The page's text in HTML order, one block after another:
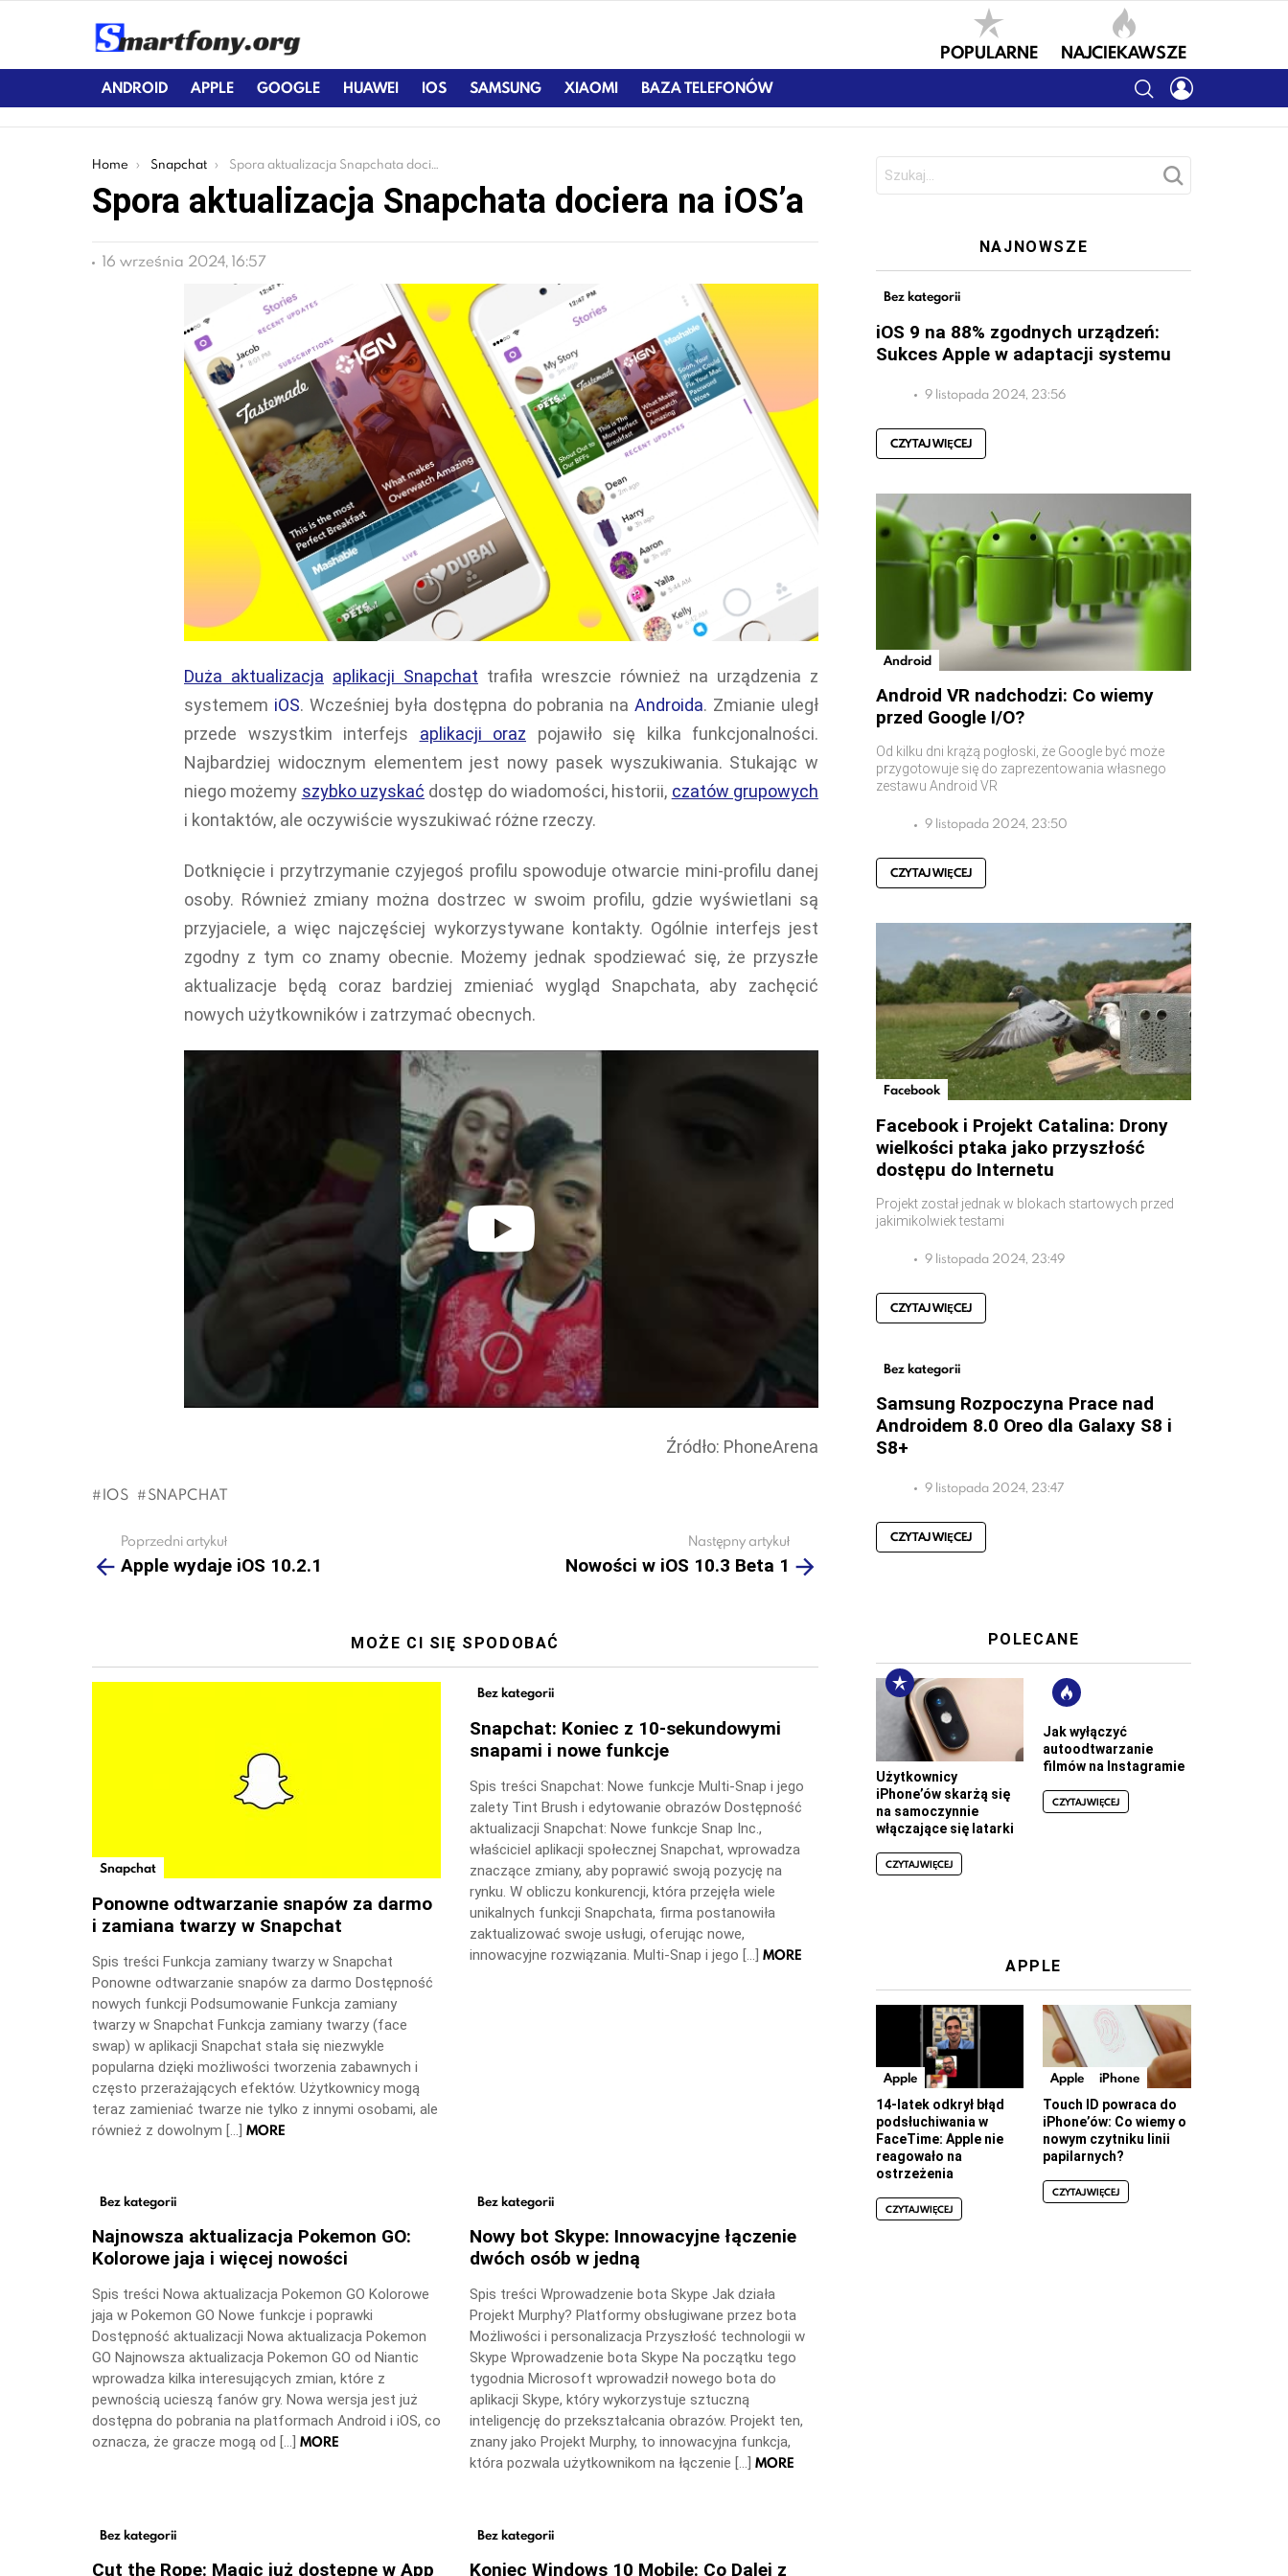
POPULARNE NAJCIEKAWSZE
ANDROID APPLE GOOGLE HUAWEI IOS SAMSUNG XIAOMI BAZA TELEFONÓW SEARCH
You are here:
Home Snapchat Spora aktualizacja Snapchata dociera na iOS’a
Spora aktualizacja Snapchata dociera na iOS’a
16 września 2024, 16:57
Duża aktualizacja aplikacji Snapchat trafiła wreszcie również na urządzenia z
systemem iOS. Wcześniej była dostępna do pobrania naAndroida. Zmianie uległ
przede wszystkim interfejs aplikacji oraz pojawiło się kilka funkcjonalności.
Najbardziej widocznym elementem jest nowy pasek wyszukiwania. Stukając w
niego możemy szybko uzyskać dostęp do wiadomości, historii, czatów grupowych
i kontaktów, ale oczywiście wyszukiwać różne rzeczy.
Dotknięcie i przytrzymanie czyjegoś profilu spowoduje otwarcie mini-profilu danej
osoby. Również zmiany można dostrzec w swoim profilu, gdzie wyświetlani są
przyjaciele, a więc najczęściej wykorzystywane kontakty. Ogólnie interfejs jest
zgodny z tym co znamy obecnie. Możemy jednak spodziewać się, że przyszłe
aktualizacje będą coraz bardziej zmieniać wygląd Snapchata, aby zachęcić
nowych użytkowników i zatrzymać obecnych.
Źródło: PhoneArena
IOS SNAPCHAT
more
Poprzedni artykuł
Apple wydaje iOS 10.2.1
Następny artykuł
Nowości w iOS 10.3 Beta 1
MOŻE CI SIĘ SPODOBAĆ
Snapchat
Ponowne odtwarzanie snapów za darmo
i zamiana twarzy w Snapchat
Spis treści Funkcja zamiany twarzy w Snapchat
Ponowne odtwarzanie snapów za darmo Dostępność
nowych funkcji Podsumowanie Funkcja zamiany
twarzy w Snapchat Funkcja zamiany twarzy (face
swap) w aplikacji Snapchat stała się niezwykle
popularna dzięki możliwości tworzenia zabawnych i
często przerażających efektów. Użytkownicy mogą
teraz zamieniać twarze nie tylko z innymi osobami, ale
również z dowolnym […] MORE
Bez kategorii
Snapchat: Koniec z 10-sekundowymi
snapami i nowe funkcje
Spis treści Snapchat: Nowe funkcje Multi-Snap i jego
zalety Tint Brush i edytowanie obrazów Dostępność
aktualizacji Snapchat: Nowe funkcje Snap Inc.,
właściciel aplikacji społecznej Snapchat, wprowadza
znaczące zmiany, aby poprawić swoją pozycję na
rynku. W obliczu konkurencji, która przejęła wiele
unikalnych funkcji Snapchata, firma postanowiła
zaktualizować swoje usługi, oferując nowe,
innowacyjne rozwiązania. Multi-Snap i jego […] MORE
Bez kategorii
Najnowsza aktualizacja Pokemon GO:
Kolorowe jaja i więcej nowości
Spis treści Nowa aktualizacja Pokemon GO Kolorowe
jaja w Pokemon GO Nowe funkcje i poprawki
Dostępność aktualizacji Nowa aktualizacja Pokemon
GO Najnowsza aktualizacja Pokemon GO od Niantic
wprowadza kilka interesujących zmian, które z
pewnością ucieszą fanów gry. Nowa wersja jest już
dostępna do pobrania na platformach Android i iOS, co
oznacza, że gracze mogą od […] MORE
Bez kategorii
Nowy bot Skype: Innowacyjne łączenie
dwóch osób w jedną
Spis treści Wprowadzenie bota Skype Jak działa
Projekt Murphy? Platformy obsługiwane przez bota
Możliwości i personalizacja Przyszłość technologii w
Skype Wprowadzenie bota Skype Na początku tego
tygodnia Microsoft wprowadził nowego bota do
aplikacji Skype, który wykorzystuje sztuczną
inteligencję do przekształcania obrazów. Projekt ten,
znany jako Projekt Murphy, to innowacyjna funkcja,
która pozwala użytkownikom na łączenie […] MORE
Bez kategorii
Cut the Rope: Magic już dostępne w App
Bez kategorii
Koniec Windows 10 Mobile: Co Dalej z
NAJNOWSZE
Bez kategorii
iOS 9 na 88% zgodnych urządzeń:
Sukces Apple w adaptacji systemu
9 listopada 2024, 23:56
CZYTAJ WIĘCEJ
Android
Android VR nadchodzi: Co wiemy
przed Google I/O?
Od kilku dni krążą pogłoski, że Google być może
przygotowuje się do zaprezentowania własnego
zestawu Android VR
9 listopada 2024, 23:50
CZYTAJ WIĘCEJ
Facebook
Facebook i Projekt Catalina: Drony
wielkości ptaka jako przyszłość
dostępu do Internetu
Projekt został jednak w blokach startowych przed
jakimikolwiek testami
9 listopada 2024, 23:49
CZYTAJ WIĘCEJ
Bez kategorii
Samsung Rozpoczyna Prace nad
Androidem 8.0 Oreo dla Galaxy S8 i
S8+
9 listopada 2024, 23:47
CZYTAJ WIĘCEJ
POLECANE
Użytkownicy
iPhone’ów skarżą się
na samoczynnie
włączające się latarki
CZYTAJ WIĘCEJ
Jak wyłączyć
autoodtwarzanie
filmów na Instagramie
CZYTAJ WIĘCEJ
APPLE
Apple
14-latek odkrył błąd
podsłuchiwania w
FaceTime: Apple nie
reagowało na
ostrzeżenia
CZYTAJ WIĘCEJ
Apple iPhone
Touch ID powraca do
iPhone’ów: Co wiemy o
nowym czytniku linii
papilarnych?
CZYTAJ WIĘCEJ